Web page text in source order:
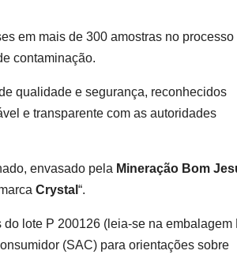
em mais de 300 amostras no processo
contaminação.
qualidade e segurança, reconhecidos
e transparente com as autoridades
envasado pela Mineração Bom
Crystal “.
lote P 200126 (leia-se na embalagem
(SAC) para orientações sobre